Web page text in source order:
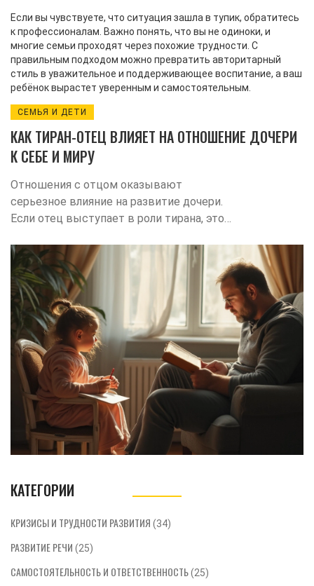
Если вы чувствуете, что ситуация зашла в тупик, обратитесь
к профессионалам. Важно понять, что вы не одиноки, и
многие семьи проходят через похожие трудности. С
правильным подходом можно превратить авторитарный
стиль в уважительное и поддерживающее воспитание, а ваш
ребёнок вырастет уверенным и самостоятельным.
СЕМЬЯ И ДЕТИ
КАК ТИРАН-ОТЕЦ ВЛИЯЕТ НА ОТНОШЕНИЕ ДОЧЕРИ
К СЕБЕ И МИРУ
Отношения с отцом оказывают
серьезное влияние на развитие дочери.
Если отец выступает в роли тирана, это
эмоционального и психического
благополучия девочки. В статье
рассматриваются разные аспекты
такого взаимодействия, включая
влияние на самооценку и восприятие
мира. Особое внимание уделяется
способам смягчения негативных
последствий и укреплению здоровых
взаимоотношений. Своевременное
распознавание и решение этих проблем
могут помочь избежать тяжёлых
последствий в будущем.
КАТЕГОРИИ
КРИЗИСЫ И ТРУДНОСТИ РАЗВИТИЯ (34)
РАЗВИТИЕ РЕЧИ (25)
САМОСТОЯТЕЛЬНОСТЬ И ОТВЕТСТВЕННОСТЬ(25)